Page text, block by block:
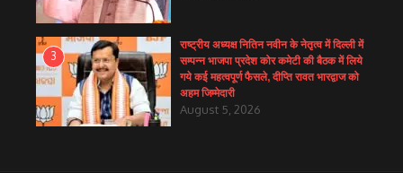
3
राष्ट्रीय अध्यक्ष नितिन नवीन के नेतृत्व में दिल्ली में
सम्पन्न भाजपा प्रदेश कोर कमेटी की बैठक में लिये
गये कई महत्वपूर्ण फैसले, दीप्ति रावत भारद्वाज को
अहम जिम्मेदारी
August 5, 2026